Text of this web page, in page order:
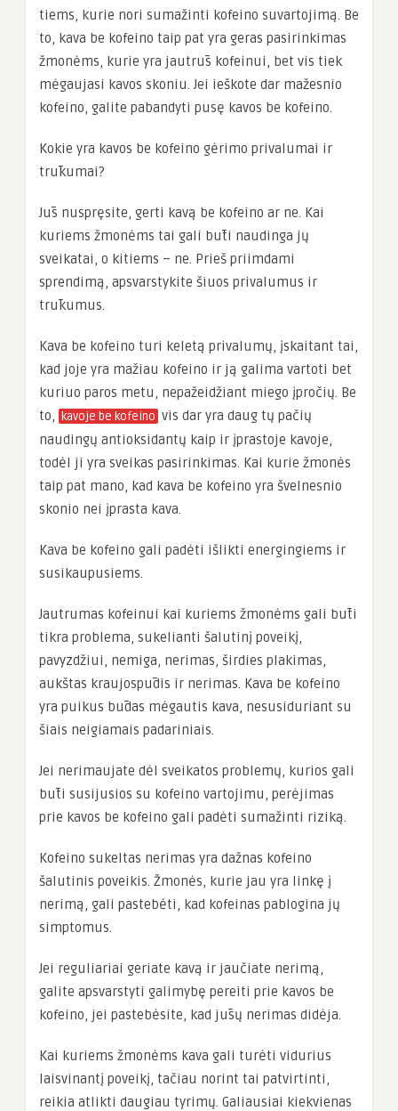
tiems, kurie nori sumažinti kofeino suvartojimą. Be
to, kava be kofeino taip pat yra geras pasirinkimas
žmonėms, kurie yra jautrūs kofeinui, bet vis tiek
mėgaujasi kavos skoniu. Jei ieškote dar mažesnio
kofeino, galite pabandyti pusę kavos be kofeino.
Kokie yra kavos be kofeino gėrimo privalumai ir
trūkumai?
Jūs nuspręsite, gerti kavą be kofeino ar ne. Kai
kuriems žmonėms tai gali būti naudinga jų
sveikatai, o kitiems – ne. Prieš priimdami
sprendimą, apsvarstykite šiuos privalumus ir
trūkumus.
Kava be kofeino turi keletą privalumų, įskaitant tai,
kad joje yra mažiau kofeino ir ją galima vartoti bet
kuriuo paros metu, nepažeidžiant miego įpročių. Be
to,
kavoje be kofeino vis dar yra daug tų pačių
naudingų antioksidantų kaip ir įprastoje kavoje,
todėl ji yra sveikas pasirinkimas. Kai kurie žmonės
taip pat mano, kad kava be kofeino yra švelnesnio
skonio nei įprasta kava.
Kava be kofeino gali padėti išlikti energingiems ir
susikaupusiems.
Jautrumas kofeinui kai kuriems žmonėms gali būti
tikra problema, sukelianti šalutinį poveikį,
pavyzdžiui, nemiga, nerimas, širdies plakimas,
aukštas kraujospūdis ir nerimas. Kava be kofeino
yra puikus būdas mėgautis kava, nesusiduriant su
šiais neigiamais padariniais.
Jei nerimaujate dėl sveikatos problemų, kurios gali
būti susijusios su kofeino vartojimu, perėjimas
prie kavos be kofeino gali padėti sumažinti riziką.
Kofeino sukeltas nerimas yra dažnas kofeino
šalutinis poveikis. Žmonės, kurie jau yra linkę į
nerimą, gali pastebėti, kad kofeinas pablogina jų
simptomus.
Jei reguliariai geriate kavą ir jaučiate nerimą,
galite apsvarstyti galimybę pereiti prie kavos be
kofeino, jei pastebėsite, kad jūsų nerimas didėja.
Kai kuriems žmonėms kava gali turėti vidurius
laisvinantį poveikį, tačiau norint tai patvirtinti,
reikia atlikti daugiau tyrimų. Galiausiai kiekvienas